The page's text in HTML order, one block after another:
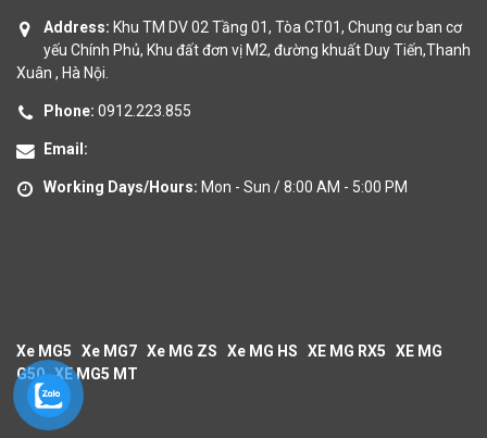
Address: Khu TM DV 02 Tầng 01, Tòa CT01, Chung cư ban cơ
yếu Chính Phủ, Khu đất đơn vị M2, đường khuất Duy Tiến,Thanh
Xuân , Hà Nội.
Phone: 0912.223.855
Email:
Working Days/Hours: Mon - Sun / 8:00 AM - 5:00 PM
Xe MG5 Xe MG7 Xe MG ZS Xe MG HS XE MG RX5
XE MG
G50 XE MG5 MT